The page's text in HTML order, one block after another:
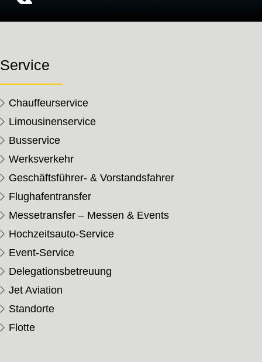
Service
Chauffeurservice
Limousinenservice
Busservice
Werksverkehr
Geschäftsführer- & Vorstandsfahrer
Flughafentransfer
Messetransfer – Messen & Events
Hochzeitsauto-Service
Event-Service
Delegationsbetreuung
Jet Aviation
Standorte
Flotte